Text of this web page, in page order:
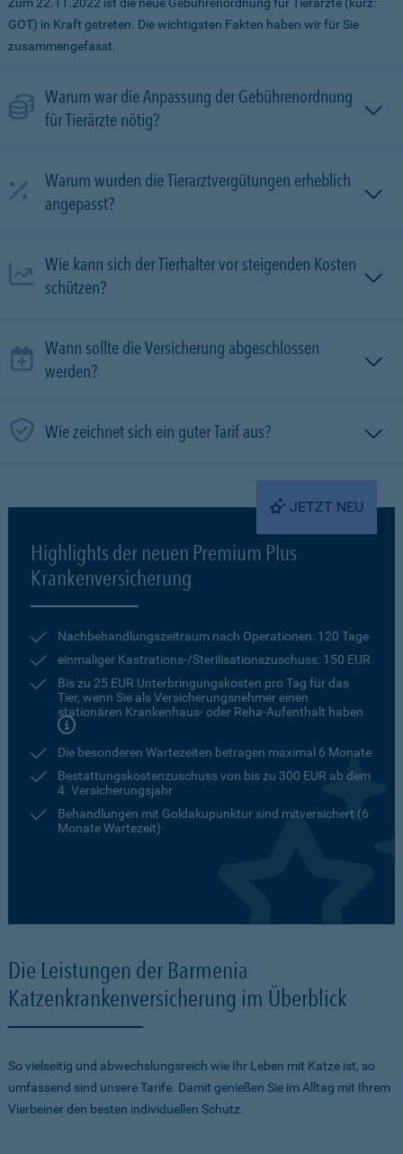
GOT) in Kraft getreten. Die wichtigsten Fakten haben wir für Sie
zusammengefasst.
Warum war die Anpassung der Gebührenordnung
für Tierärzte nötig?
Warum wurden die Tierarztvergütungen erheblich
angepasst?
Wie kann sich der Tierhalter vor steigenden Kosten
schützen?
Wann sollte die Versicherung abgeschlossen
werden?
Wie zeichnet sich ein guter Tarif aus?
JETZT NEU
Highlights der neuen Premium Plus
Krankenversicherung
Nachbehandlungszeitraum nach Operationen: 120 Tage
einmaliger Kastrations-/Sterilisationszuschuss: 150 EUR
Bis zu 25 EUR Unterbringungskosten pro Tag für das
Tier, wenn Sie als Versicherungsnehmer einen
stationären Krankenhaus- oder Reha-Aufenthalt haben
Die besonderen Wartezeiten betragen maximal 6 Monate
Bestattungskostenzuschuss von bis zu 300 EUR ab dem
4. Versicherungsjahr
Behandlungen mit Goldakupunktur sind mitversichert (6
Monate Wartezeit)
Die Leistungen der Barmenia
Katzenkrankenversicherung im Überblick
So vielseitig und abwechslungsreich wie Ihr Leben mit Katze ist, so
umfassend sind unsere Tarife. Damit genießen Sie im Alltag mit Ihrem
Vierbeiner den besten individuellen Schutz.